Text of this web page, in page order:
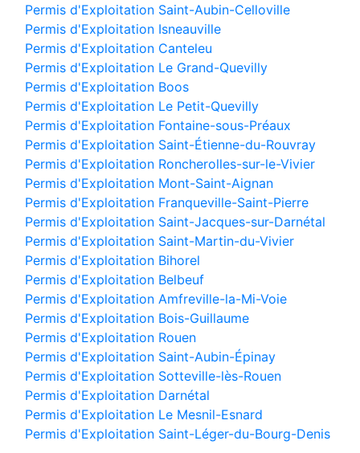
Permis d'Exploitation Saint-Aubin-Celloville
Permis d'Exploitation Isneauville
Permis d'Exploitation Canteleu
Permis d'Exploitation Le Grand-Quevilly
Permis d'Exploitation Boos
Permis d'Exploitation Le Petit-Quevilly
Permis d'Exploitation Fontaine-sous-Préaux
Permis d'Exploitation Saint-Étienne-du-Rouvray
Permis d'Exploitation Roncherolles-sur-le-Vivier
Permis d'Exploitation Mont-Saint-Aignan
Permis d'Exploitation Franqueville-Saint-Pierre
Permis d'Exploitation Saint-Jacques-sur-Darnétal
Permis d'Exploitation Saint-Martin-du-Vivier
Permis d'Exploitation Bihorel
Permis d'Exploitation Belbeuf
Permis d'Exploitation Amfreville-la-Mi-Voie
Permis d'Exploitation Bois-Guillaume
Permis d'Exploitation Rouen
Permis d'Exploitation Saint-Aubin-Épinay
Permis d'Exploitation Sotteville-lès-Rouen
Permis d'Exploitation Darnétal
Permis d'Exploitation Le Mesnil-Esnard
Permis d'Exploitation Saint-Léger-du-Bourg-Denis